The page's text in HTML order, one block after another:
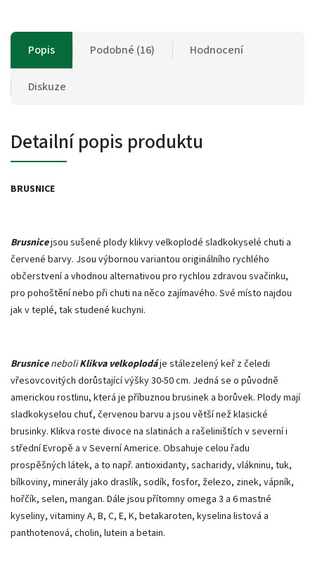
Popis Podobné (16) Hodnocení
Diskuze
Detailní popis produktu
BRUSNICE
Brusnicejsou sušené plody klikvy velkoplodé sladkokyselé chuti a
červené barvy. Jsou výbornou variantou originálního rychlého
občerstvení a vhodnou alternativou pro rychlou zdravou svačinku,
pro pohoštění nebo při chuti na něco zajímavého. Své místo najdou
jak v teplé, tak studené kuchyni.
BrusniceneboliKlikva velkoplodáje stálezelený keř z čeledi
vřesovcovitých dorůstající výšky 30-50 cm. Jedná se o původně
americkou rostlinu, která je příbuznou brusinek a borůvek. Plody mají
sladkokyselou chuť, červenou barvu a jsou větší než klasické
brusinky. Klikva roste divoce na slatinách a rašeliništích v severní i
střední Evropě a v Severní Americe. Obsahuje celou řadu
prospěšných látek, a to např. antioxidanty, sacharidy, vlákninu, tuk,
bílkoviny, minerály jako draslík, sodík, fosfor, železo, zinek, vápník,
hořčík, selen, mangan. Dále jsou přítomny omega 3 a 6 mastné
kyseliny, vitaminy A, B, C, E, K, betakaroten, kyselina listová a
panthotenová, cholin, lutein a betain.